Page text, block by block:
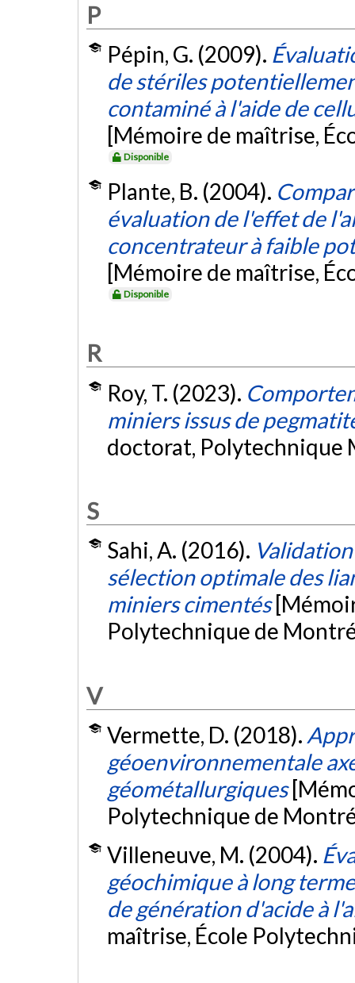
P
Pépin, G. (2009).
de stériles
contaminé à l'aide de
[Mémoire de maîtrise,
Disponible
Plante, B. (2004).
évaluation de l'effet de
concentrateur à faible
[Mémoire de maîtrise,
Disponible
R
Roy, T. (2023).
miniers issus de
doctorat, Polytechnique
S
Sahi, A. (2016).
sélection optimale des
miniers cimentés
Polytechnique de
V
Vermette, D. (2018).
géoenvironnementale
géométallurgiques
Polytechnique de
Villeneuve, M. (2004).
géochimique à long
de génération d'acide à
maîtrise, École